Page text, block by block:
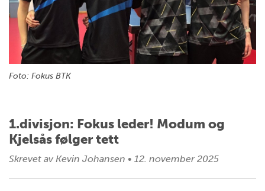
Foto: Fokus BTK
1.divisjon: Fokus leder! Modum og
Kjelsås følger tett
Skrevet av Kevin Johansen • 12. november 2025